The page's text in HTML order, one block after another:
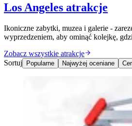
Los Angeles atrakcje
Ikoniczne zabytki, muzea i galerie -
wyprzedzeniem, aby ominąć kolejkę,
Zobacz wszystkie atrakcje
Sortuj
Popularne Najwyżej oceniane